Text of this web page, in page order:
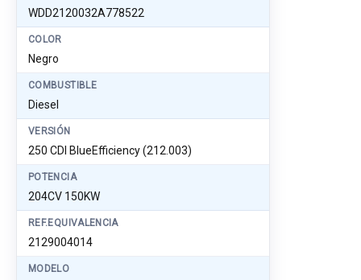
WDD2120032A778522
COLOR
Negro
COMBUSTIBLE
Diesel
VERSIÓN
250 CDI BlueEfficiency (212.003)
POTENCIA
204CV 150KW
REF.EQUIVALENCIA
2129004014
MODELO